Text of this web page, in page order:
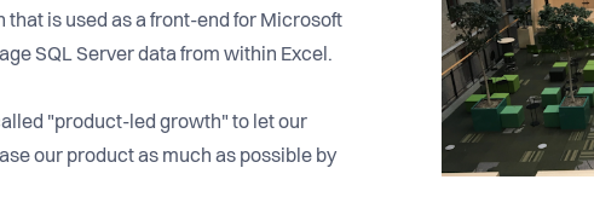
that is used as a front-end for Microsoft
SQL Server data from within Excel.
"product-led growth" to let our
our product as much as possible by